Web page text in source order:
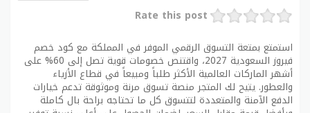
Rate this post
استمتع بمتعة التسوق الرقمي الموفر في المملكة مع كود خصم
فيروز السعودية 2027، واقتنص خصومات قوية تصل إلى 60% على
أشهر الماركات العالمية الأكثر طلباً ومبيعاً في قطاع الأزياء
والعطور. يتيح لك المتجر منصة تسوق مرنة وموثوقة تدعم خيارات
الدفع الآمنة والمتعددة لتتسوق كل ما تحتاجه براحة بال كاملة